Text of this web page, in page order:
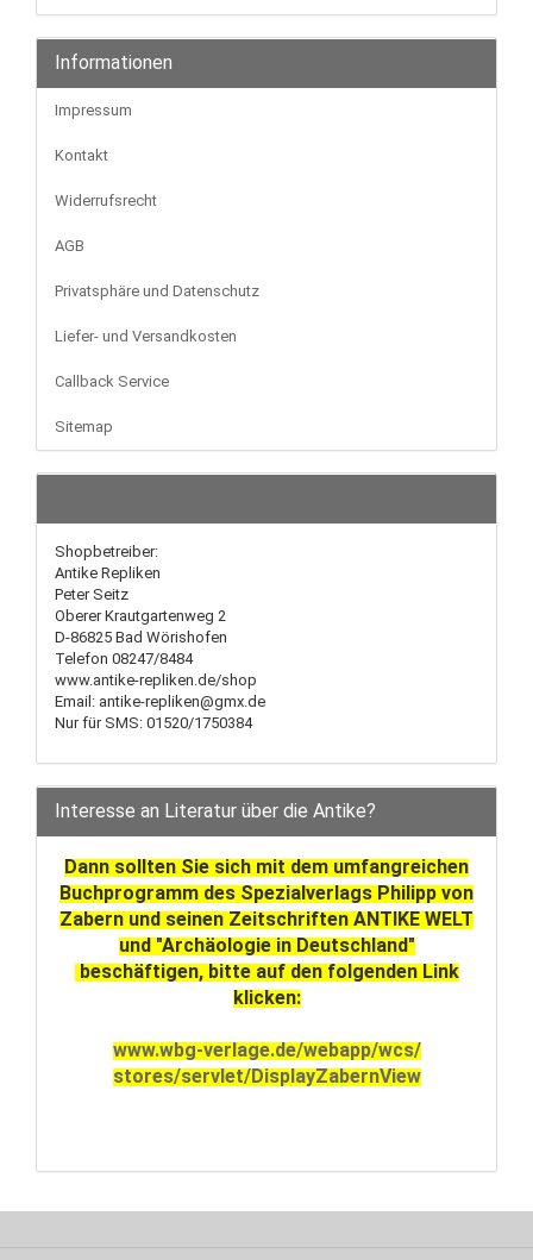
Informationen
Impressum
Kontakt
Widerrufsrecht
AGB
Privatsphäre und Datenschutz
Liefer- und Versandkosten
Callback Service
Sitemap
Shopbetreiber:
Antike Repliken
Peter Seitz
Oberer Krautgartenweg 2
D-86825 Bad Wörishofen
Telefon 08247/8484
www.antike-repliken.de/shop
Email: antike-repliken@gmx.de
Nur für SMS: 01520/1750384
Interesse an Literatur über die Antike?
Dann sollten Sie sich mit dem umfangreichen
Buchprogramm des Spezialverlags Philipp von
Zabern und seinen Zeitschriften ANTIKE WELT
und "Archäologie in Deutschland"
beschäftigen, bitte auf den folgenden Link
klicken:
www.wbg-verlage.de/webapp/wcs/
stores/servlet/DisplayZabernView